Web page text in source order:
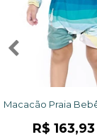
R$ 163,93